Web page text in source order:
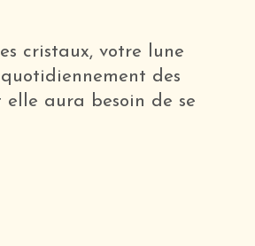
cristaux, votre lune
des
elle aura besoin de se